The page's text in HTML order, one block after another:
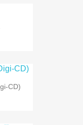
CD)